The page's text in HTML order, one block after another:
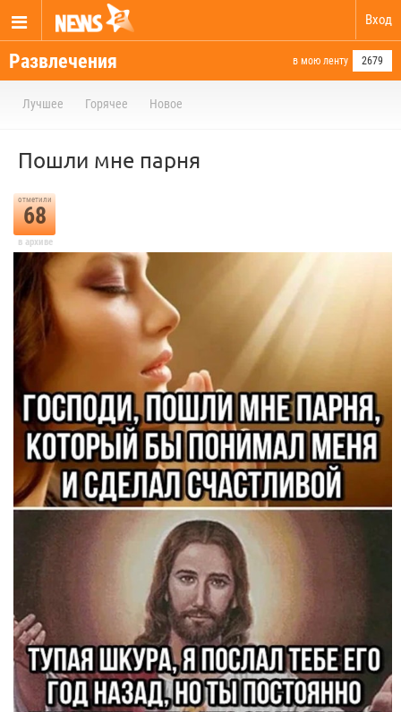
Вход
Развлечения в мою ленту 2679
Лучшее Горячее Новое
Пошли мне парня
отметили
68
в архиве